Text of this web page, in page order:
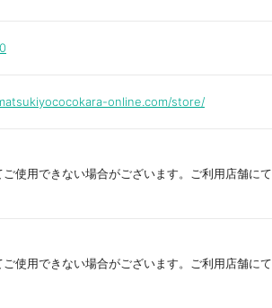
online.com/store/
使用できない場合がございます。ご利用店舗に
使用できない場合がございます。ご利用店舗に